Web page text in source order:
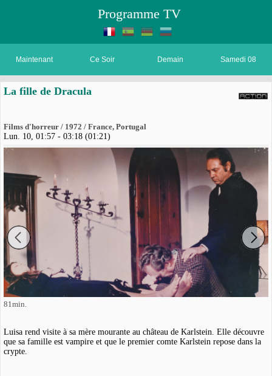
Programme TV
Maintenant Ce Soir Demain Samedi 08
La fille de Dracula
Films d'horreur / 1972 / France, Portugal
Lun. 10, 01:57 - 03:18 (01:21)
81min.
Luisa rend visite à sa mère mourante au château de Karlstein. Elle découvre
que sa famille est vampire et que le premier comte Karlstein repose dans la
crypte.